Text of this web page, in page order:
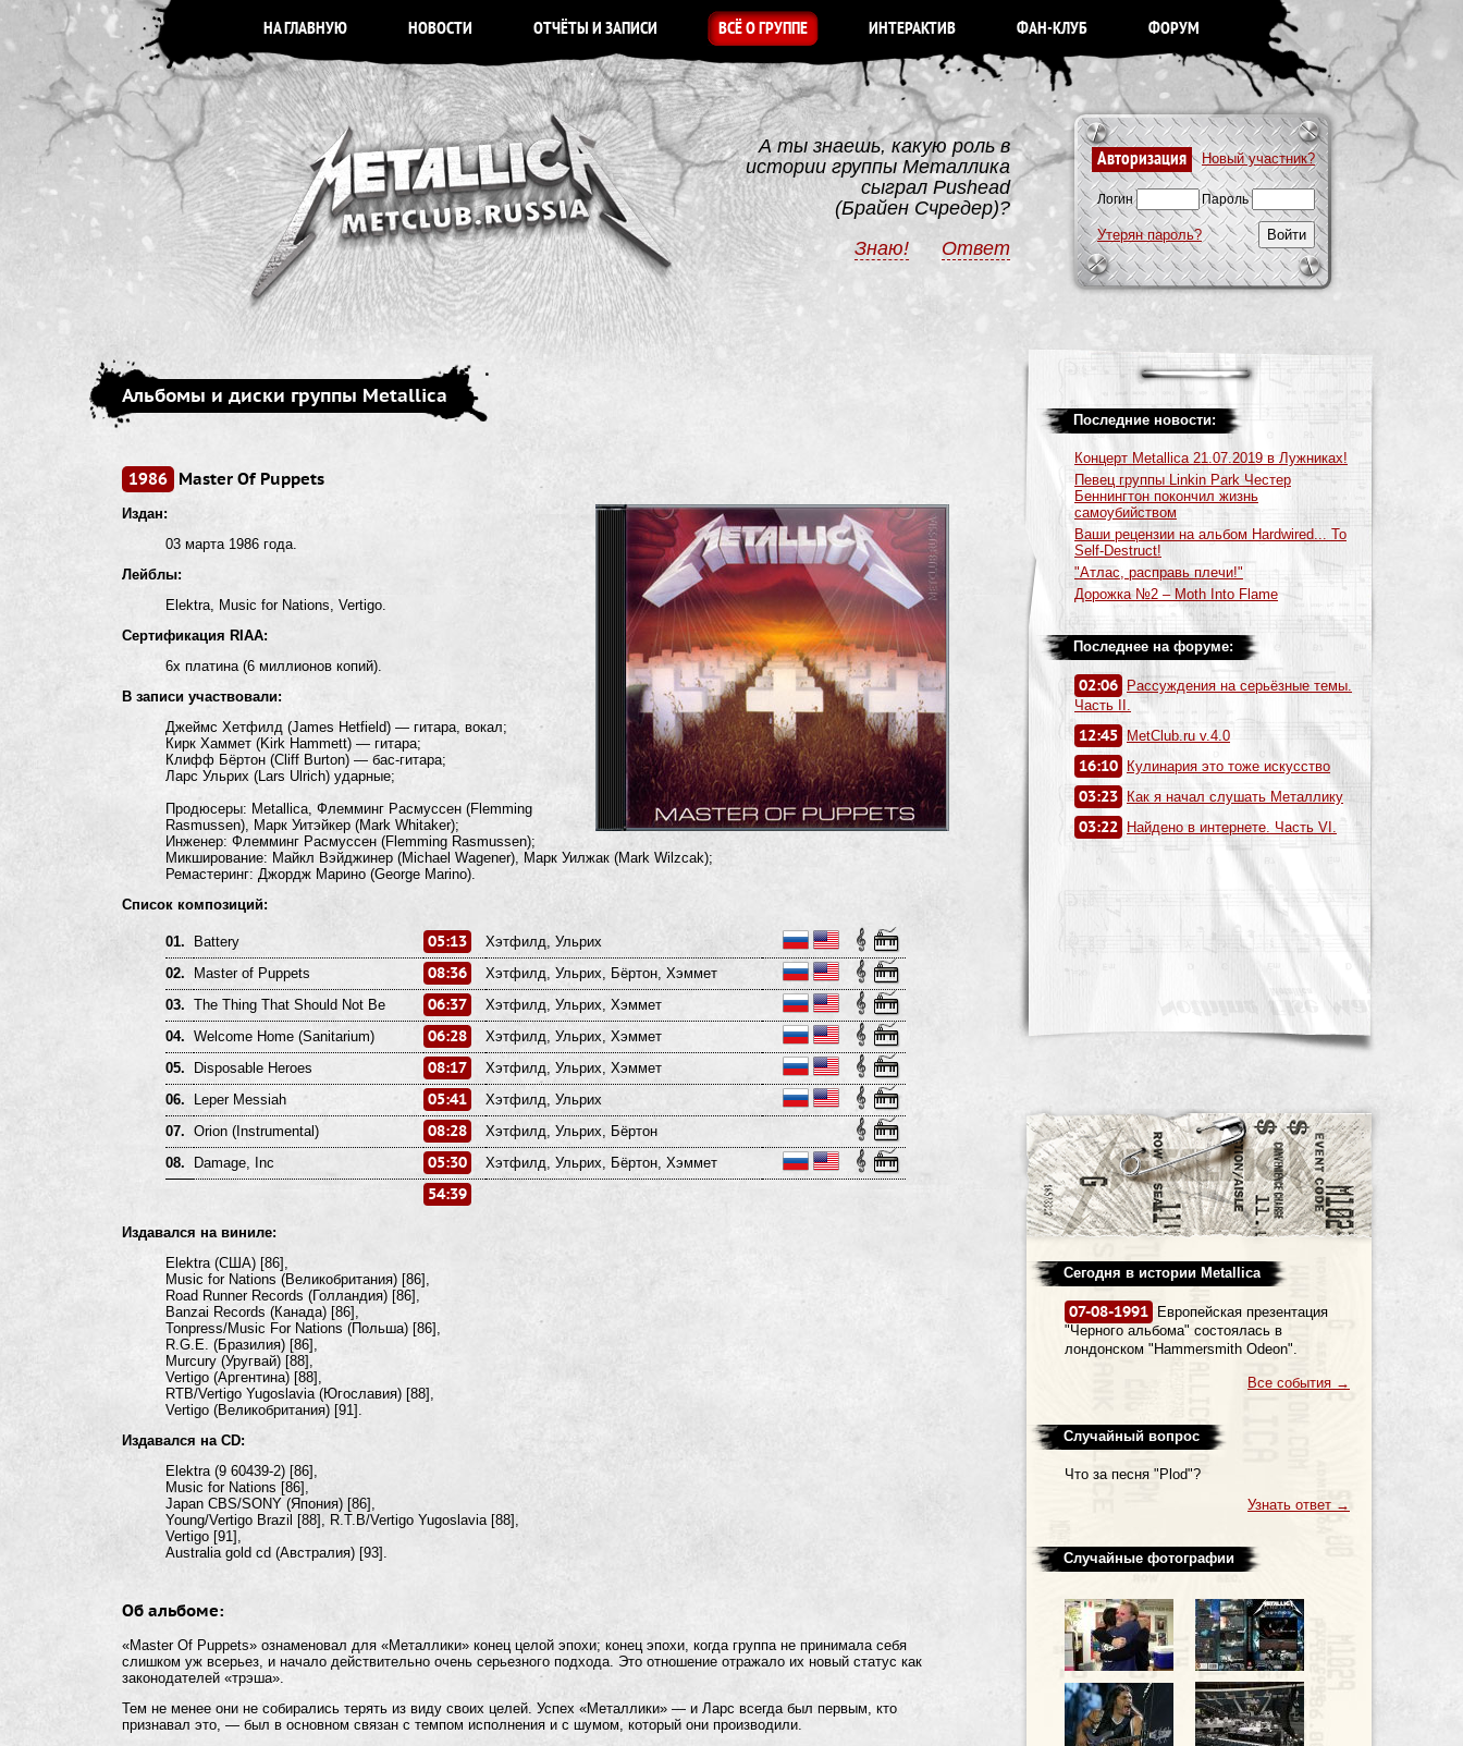
НА ГЛАВНУЮ НОВОСТИ ОТЧЁТЫ И ЗАПИСИ ВСЁ О ГРУППЕ ИНТЕРАКТИВ ФАН-КЛУБ ФОРУМ
Авторизация Новый участник?
Логин Пароль
Утерян пароль?
А ты знаешь, какую роль в
истории группы Металлика
сыграл Pushead
(Брайен Счредер)?
Знаю!
Ответ
Альбомы и диски группы Metallica
1986 Master Of Puppets
Издан:
03 марта 1986 года.
Лейблы:
Elektra, Music for Nations, Vertigo.
Сертификация RIAA:
6x платина (6 миллионов копий).
В записи участвовали:
Джеймс Хетфилд (James Hetfield) — гитара, вокал;
Кирк Хаммет (Kirk Hammett) — гитара;
Клифф Бёртон (Cliff Burton) — бас-гитара;
Ларс Ульрих (Lars Ulrich) ударные;
Продюсеры: Metallica, Флемминг Расмуссен (Flemming
Rasmussen), Марк Уитэйкер (Mark Whitaker);
Инженер: Флемминг Расмуссен (Flemming Rasmussen);
Микширование: Майкл Вэйджинер (Michael Wagener), Марк Уилжак (Mark Wilzcak);
Ремастеринг: Джордж Марино (George Marino).
Список композиций:
01. Battery 05:13
Хэтфилд, Ульрих
02.
Master of Puppets 08:36
Хэтфилд, Ульрих, Бёртон, Хэммет
03. The Thing That Should Not Be 06:37
Хэтфилд, Ульрих, Хэммет
04. Welcome Home (Sanitarium) 06:28
Хэтфилд, Ульрих, Хэммет
05.
Disposable Heroes 08:17
Хэтфилд, Ульрих, Хэммет
06.
Leper Messiah 05:41
Хэтфилд, Ульрих
07. Orion (Instrumental) 08:28
Хэтфилд, Ульрих, Бёртон
08.
Damage, Inc 05:30 Хэтфилд, Ульрих, Бёртон, Хэммет
54:39
Издавался на виниле:
Elektra (США) [86],
Music for Nations (Великобритания) [86],
Road Runner Records (Голландия) [86],
Banzai Records (Канада) [86],
Tonpress/Music For Nations (Польша) [86],
R.G.E. (Бразилия) [86],
Murcury (Уругвай) [88],
Vertigo (Аргентина) [88],
RTB/Vertigo Yugoslavia (Югославия) [88],
Vertigo (Великобритания) [91].
Издавался на CD:
Elektra (9 60439-2) [86],
Music for Nations [86],
Japan CBS/SONY (Япония) [86],
Young/Vertigo Brazil [88], R.T.B/Vertigo Yugoslavia [88],
Vertigo [91],
Australia gold cd (Австралия) [93].
Об альбоме:
«Master Of Puppets» ознаменовал для «Металлики» конец целой эпохи; конец эпохи, когда группа не принимала себя
слишком уж всерьез, и начало действительно очень серьезного подхода. Это отношение отражало их новый статус как
законодателей «трэша».
Тем не менее они не собирались терять из виду своих целей. Успех «Металлики» — и Ларс всегда был первым, кто
признавал это, — был в основном связан с темпом исполнения и с шумом, который они производили.
Последние новости:
Концерт Metallica 21.07.2019 в Лужниках!
Певец группы Linkin Park Честер
Беннингтон покончил жизнь
самоубийством
Ваши рецензии на альбом Hardwired... To
Self-Destruct!
"Атлас, расправь плечи!"
Дорожка №2 – Moth Into Flame
Последнее на форуме:
02:06
Рассуждения на серьёзные темы.
Часть II.
12:45 MetClub.ru v.4.0
16:10 Кулинария это тоже искусство
03:23 Как я начал слушать Металлику
03:22 Найдено в интернете. Часть VI.
Сегодня в истории Metallica
07-08-1991
Европейская презентация
"Черного альбома" состоялась в
лондонском "Hammersmith Odeon".
Все события →
Случайный вопрос
Что за песня "Plod"?
Узнать ответ →
Случайные фотографии